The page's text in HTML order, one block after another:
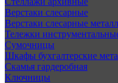
Верстаки слесарные
Верстаки слесарные
Тележки
Сумочницы
Шкафы бухгалтерские
Скамья гардеробная
Ключницы